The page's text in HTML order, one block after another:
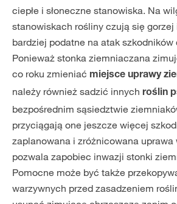
ciepłe i słoneczne stanowiska. Na
stanowiskach rośliny czują się gorzej
bardziej podatne na atak szkodników
Ponieważ stonka ziemniaczana
co roku zmieniać miejsce uprawy
należy również sadzić innych roślin
bezpośrednim sąsiedztwie
przyciągają one jeszcze więcej
zaplanowana i zróżnicowana uprawa
pozwala zapobiec inwazji stonki
Pomocne może być także
warzywnych przed zasadzeniem